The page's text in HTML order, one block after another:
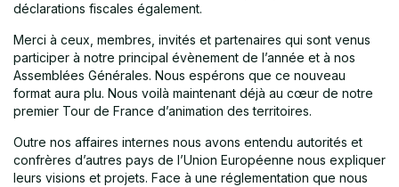
déclarations fiscales également.
Merci à ceux, membres, invités et partenaires qui sont venus
participer à notre principal évènement de l’année et à nos
Assemblées Générales. Nous espérons que ce nouveau
format aura plu. Nous voilà maintenant déjà au cœur de notre
premier Tour de France d’animation des territoires.
Outre nos affaires internes nous avons entendu autorités et
confrères d’autres pays de l’Union Européenne nous expliquer
leurs visions et projets. Face à une réglementation que nous